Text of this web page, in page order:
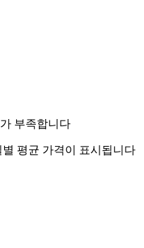
부족합니다
평균 가격이 표시됩니다